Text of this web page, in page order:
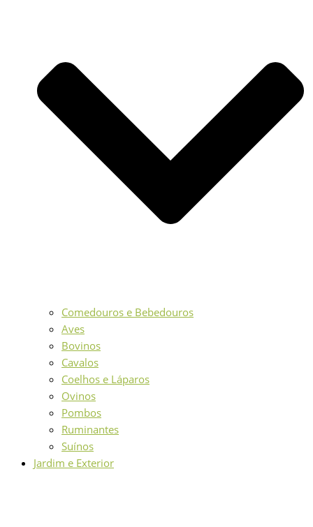
Comedouros e Bebedouros
Aves
Bovinos
Cavalos
Coelhos e Láparos
Ovinos
Pombos
Ruminantes
Suínos
Jardim e Exterior